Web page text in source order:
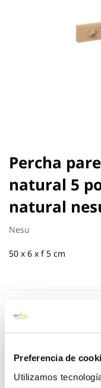
Preferencia de
Utilizamos
Percha
natural 5
natural
Nesu
50 x 6 x f 5 cm
Saltar
al
comienzo
de
la
galería
de